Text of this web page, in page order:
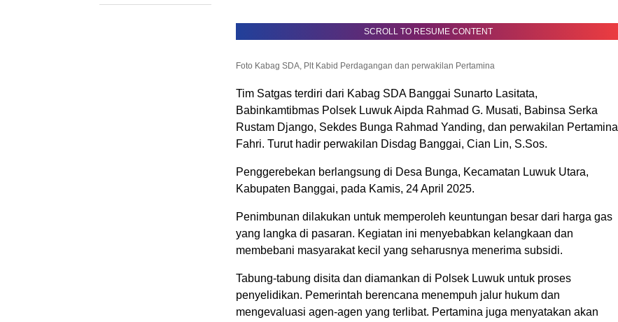
SCROLL TO RESUME CONTENT
Foto Kabag SDA, Plt Kabid Perdagangan dan perwakilan Pertamina
Tim Satgas terdiri dari Kabag SDA Banggai Sunarto Lasitata,
Babinkamtibmas Polsek Luwuk Aipda Rahmad G. Musati, Babinsa Serka
Rustam Django, Sekdes Bunga Rahmad Yanding, dan perwakilan Pertamina
Fahri. Turut hadir perwakilan Disdag Banggai, Cian Lin, S.Sos.
Penggerebekan berlangsung di Desa Bunga, Kecamatan Luwuk Utara,
Kabupaten Banggai, pada Kamis, 24 April 2025.
Penimbunan dilakukan untuk memperoleh keuntungan besar dari harga gas
yang langka di pasaran. Kegiatan ini menyebabkan kelangkaan dan
membebani masyarakat kecil yang seharusnya menerima subsidi.
Tabung-tabung disita dan diamankan di Polsek Luwuk untuk proses
penyelidikan. Pemerintah berencana menempuh jalur hukum dan
mengevaluasi agen-agen yang terlibat. Pertamina juga menyatakan akan